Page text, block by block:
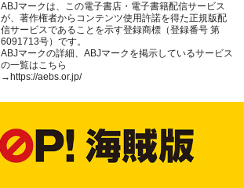
ABJマークは、この電子書店・電子書籍配信サービス
が、著作権者からコンテンツ使用許諾を得た正規版配
信サービスであることを示す登録商標（登録番号 第
6091713号）です。
ABJマークの詳細、ABJマークを掲示しているサービス
の一覧はこちら
→ https://aebs.or.jp/